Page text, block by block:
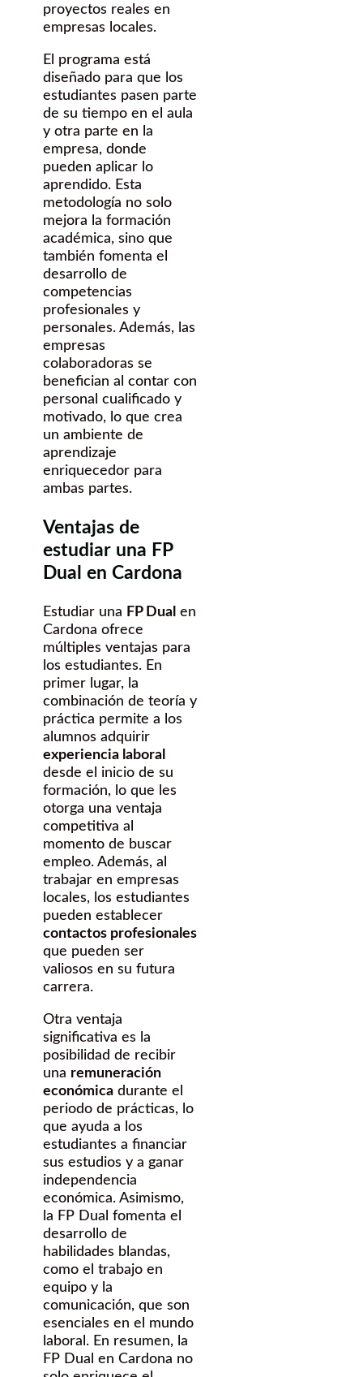
proyectos reales en
empresas locales.
El programa está
diseñado para que los
estudiantes pasen parte
de su tiempo en el aula
y otra parte en la
empresa, donde
pueden aplicar lo
aprendido. Esta
metodología no solo
mejora la formación
académica, sino que
también fomenta el
desarrollo de
competencias
profesionales y
personales. Además, las
empresas
colaboradoras se
benefician al contar con
personal cualificado y
motivado, lo que crea
un ambiente de
aprendizaje
enriquecedor para
ambas partes.
Ventajas de
estudiar una FP
Dual en Cardona
Estudiar una FP Dual en
Cardona ofrece
múltiples ventajas para
los estudiantes. En
primer lugar, la
combinación de teoría y
práctica permite a los
alumnos adquirir
experiencia laboral
desde el inicio de su
formación, lo que les
otorga una ventaja
competitiva al
momento de buscar
empleo. Además, al
trabajar en empresas
locales, los estudiantes
pueden establecer
contactos profesionales
que pueden ser
valiosos en su futura
carrera.
Otra ventaja
significativa es la
posibilidad de recibir
una remuneración
económica durante el
periodo de prácticas, lo
que ayuda a los
estudiantes a financiar
sus estudios y a ganar
independencia
económica. Asimismo,
la FP Dual fomenta el
desarrollo de
habilidades blandas,
como el trabajo en
equipo y la
comunicación, que son
esenciales en el mundo
laboral. En resumen, la
FP Dual en Cardona no